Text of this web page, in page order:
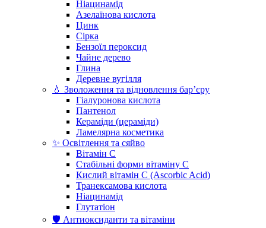
Ніацинамід
Азелаїнова кислота
Цинк
Сірка
Бензоїл пероксид
Чайне дерево
Глина
Деревне вугілля
💧 Зволоження та відновлення бар’єру
Гіалуронова кислота
Пантенол
Кераміди (цераміди)
Ламелярна косметика
✨ Освітлення та сяйво
Вітамін С
Стабільні форми вітаміну С
Кислий вітамін С (Ascorbic Acid)
Транексамова кислота
Ніацинамід
Глутатіон
🛡️ Антиоксиданти та вітаміни